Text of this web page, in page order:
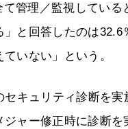
管理／監視してい
」と回答したのは
いない」という。
セキュリティ診断を
ジャー修正時に診断